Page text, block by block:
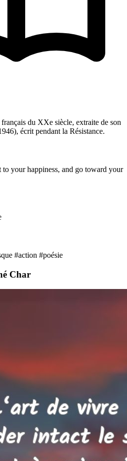
du XXe siècle, extraite de son
écrit pendant la Résistance.
your happiness, and go toward your
#action #poésie
Char